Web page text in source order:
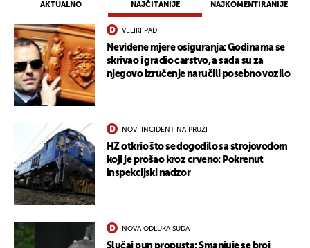
AKTUALNO NAJČITANIJE NAJKOMENTIRANIJE
VELIKI PAD
Neviđene mjere osiguranja: Godinama se
skrivao i gradio carstvo, a sada su za
njegovo izručenje naručili posebno vozilo
NOVI INCIDENT NA PRUZI
HŽ otkrio što se dogodilo sa strojovođom
koji je prošao kroz crveno: Pokrenut
inspekcijski nadzor
NOVA ODLUKA SUDA
Slučaj pun propusta: Smanjuje se broj